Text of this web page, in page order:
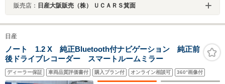
販売店： 日産大阪販売（株） ＵＣＡＲＳ箕面
日産
ノート 1.2 X 純正Bluetooth付ナビゲーション 純正前
後ドライブレコーダー スマートルームミラー
ディーラー保証 車両品質評価書付 購入プラン付 オンライン相談可 360°画像付